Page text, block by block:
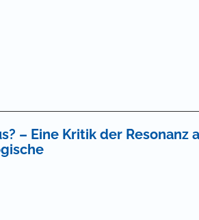
– Eine Kritik der Resonanz